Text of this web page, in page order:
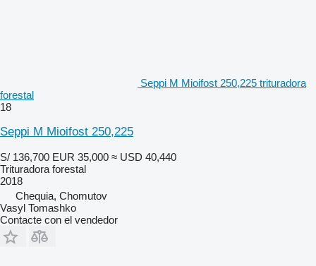
Seppi M Mioifost 250,225 trituradora
forestal
18
Seppi M Mioifost 250,225
S/ 136,700 EUR 35,000 ≈ USD 40,440
Trituradora forestal
2018
Chequia, Chomutov
Vasyl Tomashko
Contacte con el vendedor